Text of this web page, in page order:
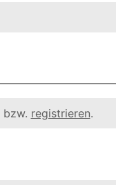
bzw. registrieren.